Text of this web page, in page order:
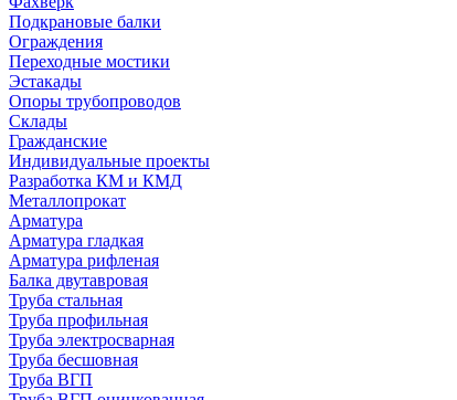
Подкрановые балки
Ограждения
Переходные мостики
Эстакады
Опоры трубопроводов
Склады
Гражданские
Индивидуальные проекты
Разработка КМ и КМД
Металлопрокат
Арматура
Арматура гладкая
Арматура рифленая
Балка двутавровая
Труба стальная
Труба профильная
Труба электросварная
Труба бесшовная
Труба ВГП